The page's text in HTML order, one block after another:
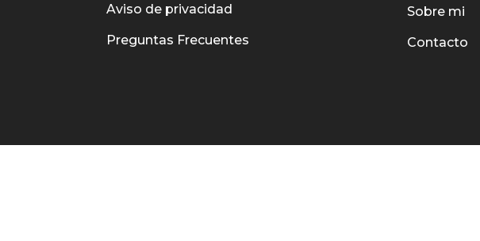
Aviso de privacidad
Preguntas Frecuentes
Sobre mi
Contacto